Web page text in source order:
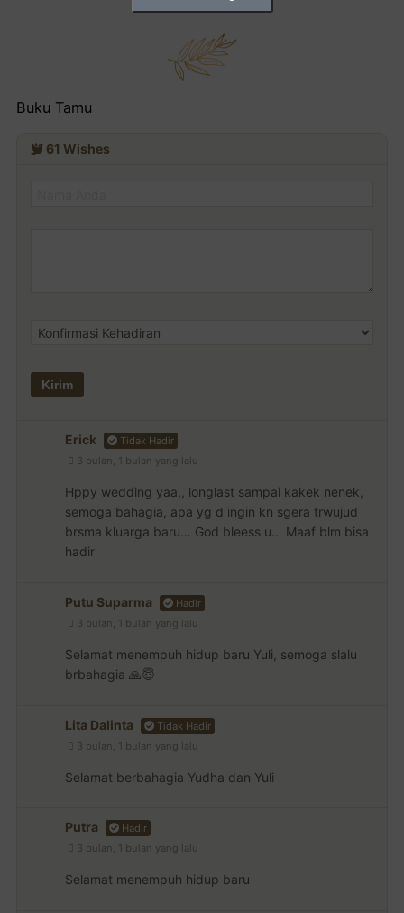
Buku Tamu
61 Wishes
Erick
Tidak Hadir
3 bulan, 1 bulan yang lalu
Hppy wedding yaa,, longlast sampai kakek nenek,
semoga bahagia, apa yg d ingin kn sgera trwujud
brsma kluarga baru… God bleess u… Maaf blm bisa
hadir
Putu Suparma
Hadir
3 bulan, 1 bulan yang lalu
Selamat menempuh hidup baru Yuli, semoga slalu
brbahagia 🙏😇
Lita Dalinta
Tidak Hadir
3 bulan, 1 bulan yang lalu
Selamat berbahagia Yudha dan Yuli
Putra
Hadir
3 bulan, 1 bulan yang lalu
Selamat menempuh hidup baru